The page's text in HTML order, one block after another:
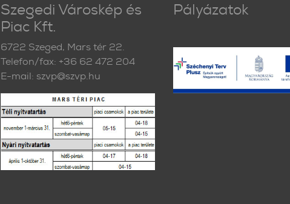
Szegedi Városkép és
Piac Kft.
6722 Szeged, Mars tér 22.
Telefon/fax: +36 62 472 204
E-mail: szvp@szvp.hu
Pályázatok